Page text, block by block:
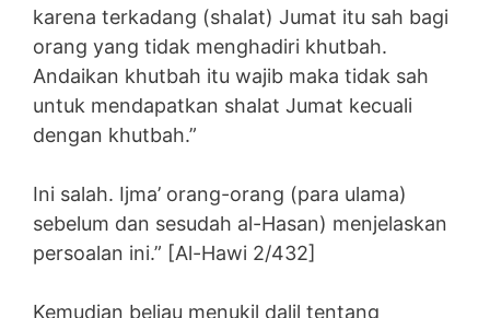
karena terkadang (shalat) Jumat itu sah bagi
orang yang tidak menghadiri khutbah.
Andaikan khutbah itu wajib maka tidak sah
untuk mendapatkan shalat Jumat kecuali
dengan khutbah.”
Ini salah. Ijma’ orang-orang (para ulama)
sebelum dan sesudah al-Hasan) menjelaskan
persoalan ini.” [Al-Hawi 2/432]
Kemudian beliau menukil dalil tentang